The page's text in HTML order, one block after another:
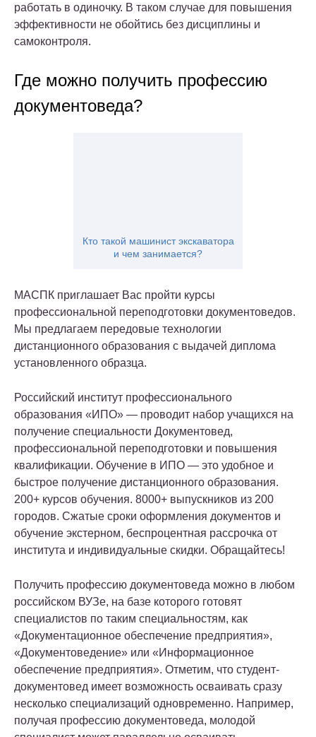
работать в одиночку. В таком случае для повышения
эффективности не обойтись без дисциплины и
самоконтроля.
Где можно получить профессию
документоведа?
Кто такой машинист экскаватора
и чем занимается?
МАСПК приглашает Вас пройти курсы
профессиональной переподготовки документоведов.
Мы предлагаем передовые технологии
дистанционного образования с выдачей диплома
установленного образца.
Российский институт профессионального
образования «ИПО» — проводит набор учащихся на
получение специальности Документовед,
профессиональной переподготовки и повышения
квалификации. Обучение в ИПО — это удобное и
быстрое получение дистанционного образования.
200+ курсов обучения. 8000+ выпускников из 200
городов. Сжатые сроки оформления документов и
обучение экстерном, беспроцентная рассрочка от
института и индивидуальные скидки. Обращайтесь!
Получить профессию документоведа можно в любом
российском ВУЗе, на базе которого готовят
специалистов по таким специальностям, как
«Документационное обеспечение предприятия»,
«Документоведение» или «Информационное
обеспечение предприятия». Отметим, что студент-
документовед имеет возможность осваивать сразу
несколько специализаций одновременно. Например,
получая профессию документоведа, молодой